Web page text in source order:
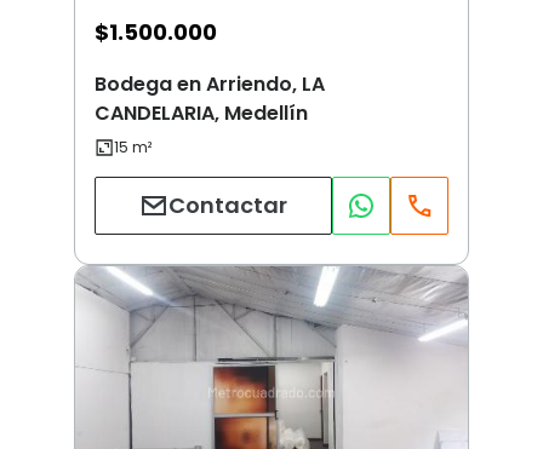
$1.500.000
Bodega en Arriendo, LA
CANDELARIA, Medellín
Contactar